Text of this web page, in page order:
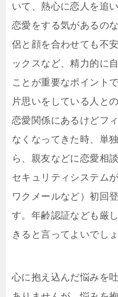
いて、熱心に恋人を追
恋愛をする気があるの
侶と顔を合わせても不
ックスなど、精力的に
ことが重要なポイントで
片思いをしている人と
恋愛関係にあるけどフ
なくなってきた時、単
ら、親友などに恋愛相
セキュリティシステム
ワクメールなど）初回
す。年齢認証なども厳
きると言ってよいでしょ
心に抱え込んだ悩みを